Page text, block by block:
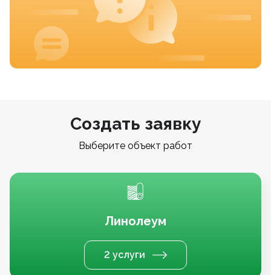
Создать заявку
Выберите объект работ
Линолеум
2 услуги